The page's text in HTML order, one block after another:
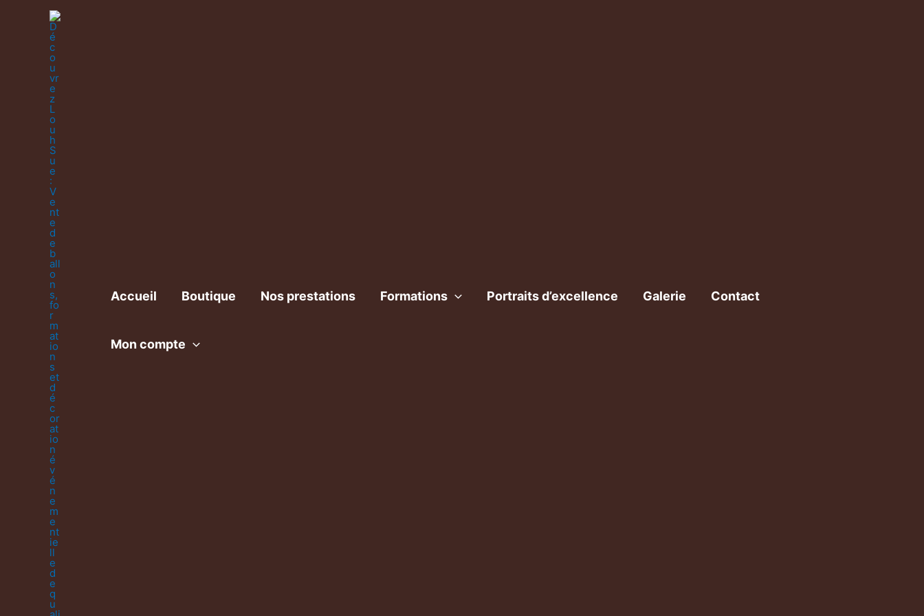
Accueil Boutique Nos prestations Formations Portraits d’excellence Galerie Contact
Mon compte